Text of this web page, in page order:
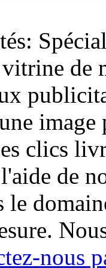
de
clics
de
le
nous